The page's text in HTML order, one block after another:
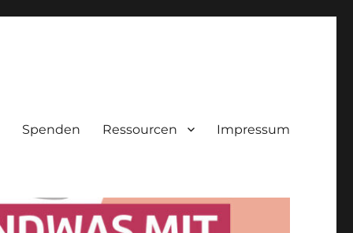
Spenden Ressourcen Impressum